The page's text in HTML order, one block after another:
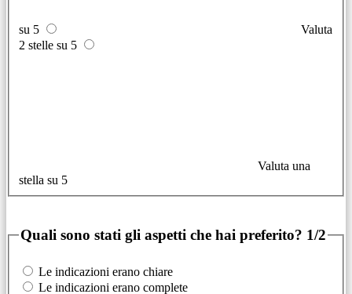
su 5
Valuta
2 stelle su 5
Valuta una
stella su 5
Quali sono stati gli aspetti che hai preferito? 1/2
Le indicazioni erano chiare
Le indicazioni erano complete